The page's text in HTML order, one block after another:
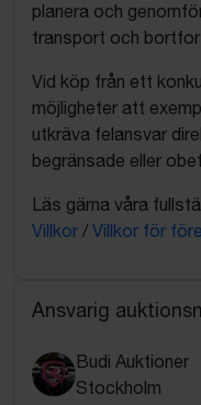
planera och
transport och
Vid köp från ett
möjligheter att
utkräva felansvar
begränsade eller
Läs gärna våra
Villkor / Villkor för
Ansvarig
Budi Auktioner
Stockholm